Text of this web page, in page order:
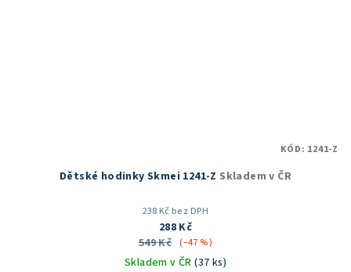
Dětské hodinky Skmei 1241-Z Skladem v ČR
238 Kč bez DPH
288 Kč
549 Kč (–47 %)
Skladem v ČR(37 ks)
KÓD: 1241-Z